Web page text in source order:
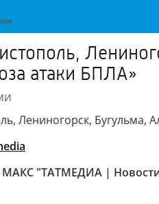
атаки БПЛА»
Лениногорск,
МАКС "ТАТМЕДИА | Новости